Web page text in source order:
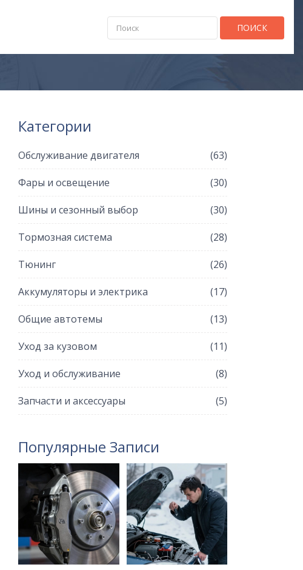
ПОИСК
Категории
Обслуживание двигателя (63)
Фары и освещение (30)
Шины и сезонный выбор (30)
Тормозная система (28)
Тюнинг (26)
Аккумуляторы и электрика (17)
Общие автотемы (13)
Уход за кузовом (11)
Уход и обслуживание (8)
Запчасти и аксессуары (5)
Популярные Записи